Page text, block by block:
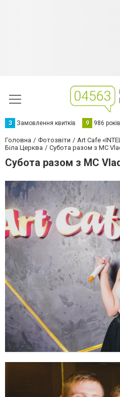
З Замовлення квитків 9 986
Головна Фотозвіти
Art Cafe
Біла Церква
Субота разом з MC
Субота разом з MC